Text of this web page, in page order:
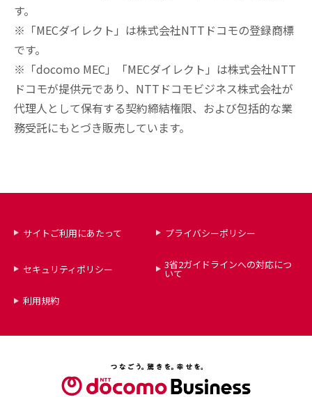
す。
※「MECダイレクト」は株式会社NTTドコモの登録商標
です。
※「docomo MEC」「MECダイレクト」は株式会社NTT
ドコモが提供元であり、NTTドコモビジネス株式会社が
代理人として保有する契約締結権限、および包括的な業
務受託にもとづき販売しています。
サイトご利用にあたって プライバシーポリシー
セキュリティポリシー 3省2ガイドラインへの対応につ
いて
利用規約